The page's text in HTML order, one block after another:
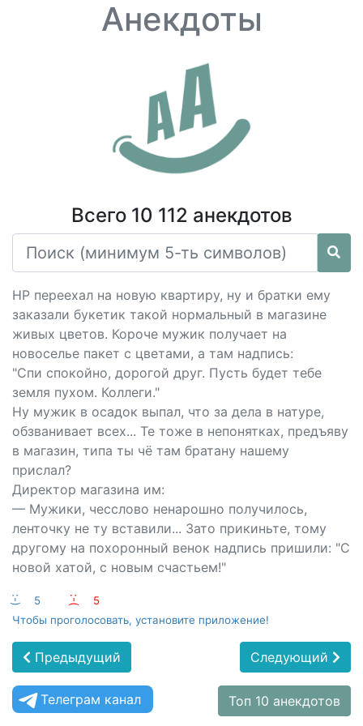
Анекдоты
Всего 10 112 анекдотов
НР переехал на новую квартиру, ну и братки ему
заказали букетик такой нормальный в магазине
живых цветов. Короче мужик получает на
новоселье пакет с цветами, а там надпись:
"Спи спокойно, дорогой друг. Пусть будет тебе
земля пухом. Коллеги."
Ну мужик в осадок выпал, что за дела в натуре,
обзванивает всех... Те тоже в непонятках, предъяву
в магазин, типа ты чё там братану нашему
прислал?
Директор магазина им:
— Мужики, чесслово ненарошно получилось,
ленточку не ту вставили... Зато прикиньте, тому
другому на похоронный венок надпись пришили: "С
новой хатой, с новым счастьем!"
:-) 5 :-(
5
Чтобы проголосовать, установите приложение!
Предыдущий Следующий
Телеграм канал Топ 10 анекдотов